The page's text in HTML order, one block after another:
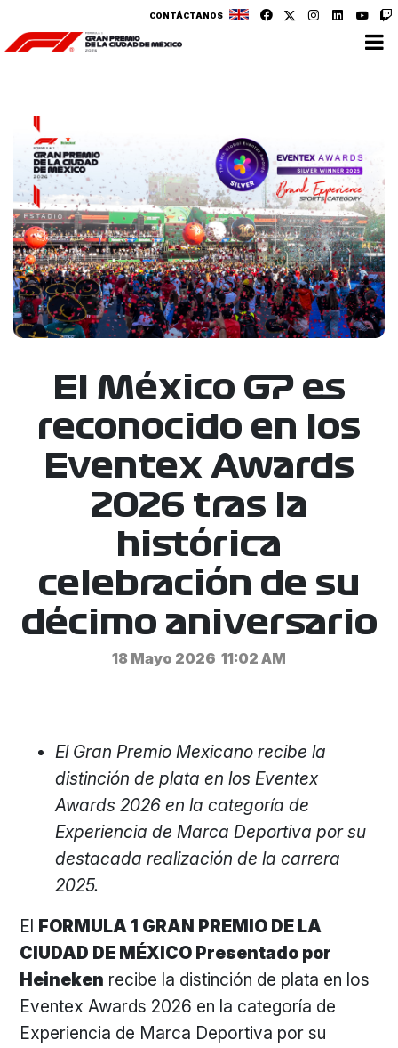
CONTÁCTANOS
El México GP es
reconocido en los
Eventex Awards
2026 tras la
histórica
celebración de su
décimo aniversario
18 Mayo 2026 11:02 AM
El Gran Premio Mexicano recibela
distinción de plata en los Eventex
Awards 2026 en la categoría de
Experiencia de Marca Deportiva por su
destacada realización de la carrera
2025.
El FORMULA 1 GRAN PREMIO DE LA
CIUDAD DE MÉXICO Presentado por
Heineken recibe la distinción de plata en los
Eventex Awards 2026 en la categoría de
Experiencia de Marca Deportiva por su